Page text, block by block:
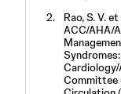
Rao, S. V.
ACC/AHA/
Committee